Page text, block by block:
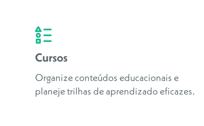
Cursos
Organize conteúdos educacionais e
planeje trilhas de aprendizado eficazes.